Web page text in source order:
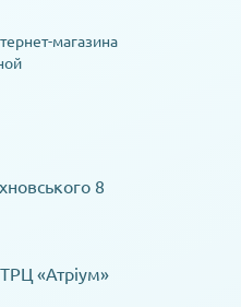
магазина
8
«Атріум»